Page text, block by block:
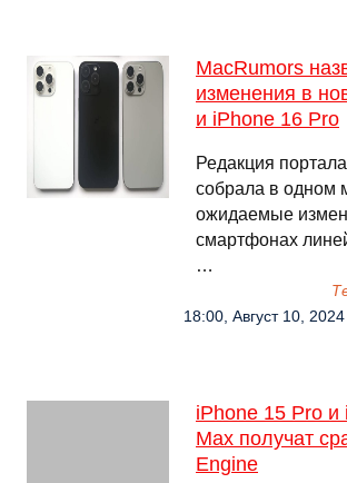
MacRumors
изменения в
и iPhone 16 Pro
Редакция
собрала в одном
ожидаемые
смартфонах
…
18:00, Август 10,
iPhone 15 Pro и
Max получат
Engine